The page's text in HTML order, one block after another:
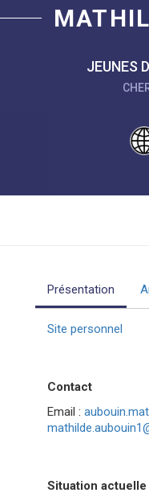
JEUNES
Présentation
Site personnel
Contact
Email :
Situation actuelle